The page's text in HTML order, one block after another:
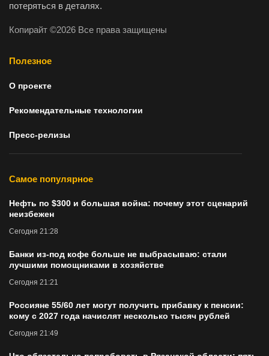
потеряться в деталях.
Копирайт ©2026 Все права защищены
Полезное
О проекте
Рекомендательные технологии
Пресс-релизы
Самое популярное
Нефть по $300 и большая война: почему этот сценарий
неизбежен
Сегодня 21:28
Банки из-под кофе больше не выбрасываю: стали
лучшими помощниками в хозяйстве
Сегодня 21:21
Россияне 55/60 лет могут получить прибавку к пенсии:
кому с 2027 года начислят несколько тысяч рублей
Сегодня 21:49